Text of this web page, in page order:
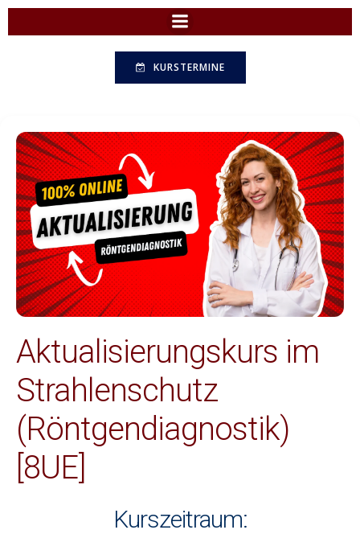
Zum
Inhalt
KURSTERMINE
Aktualisierungskurs im
Strahlenschutz
(Röntgendiagnostik)
[8UE]
Kurszeitraum: